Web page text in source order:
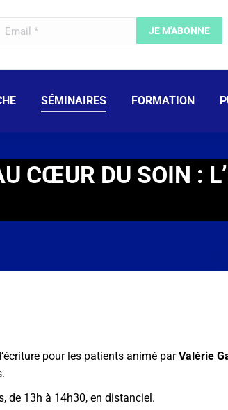
SÉMINAIRES FORMATION
CŒUR DU SOIN :
pour les patients animé parValérie
de 13h à 14h30, en distanciel.